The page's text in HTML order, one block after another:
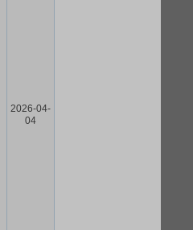
2026-04-
04